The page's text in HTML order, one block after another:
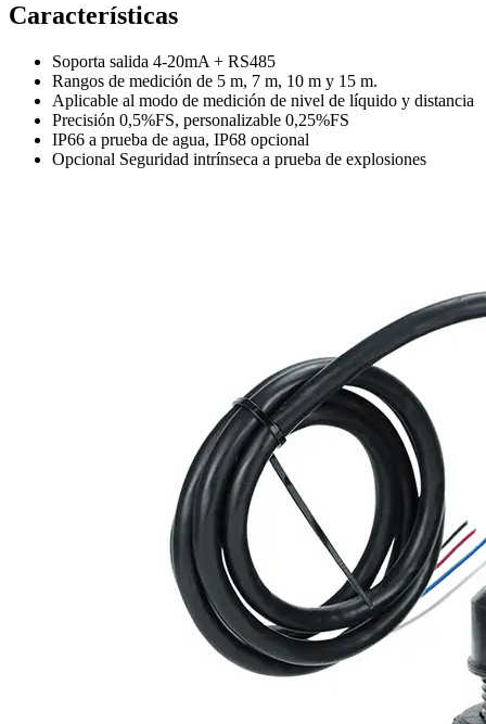
Características
Soporta salida 4-20mA + RS485
Rangos de medición de 5 m, 7 m, 10 m y 15 m.
Aplicable al modo de medición de nivel de líquido y distancia
Precisión 0,5%FS, personalizable 0,25%FS
IP66 a prueba de agua, IP68 opcional
Opcional Seguridad intrínseca a prueba de explosiones